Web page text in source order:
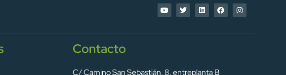
Contacto
C/ Camino San Sebastián, 8, entreplanta B